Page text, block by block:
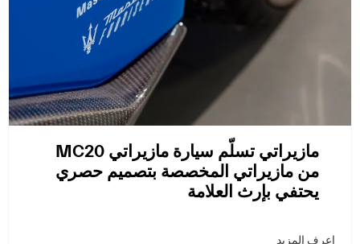
مازيراتي تسلّم سيارة مازيراتي MC20
من مازيراتي المخصصة بتصميم حصري
يحتفي بإرث العلامة
إعرف المزيد